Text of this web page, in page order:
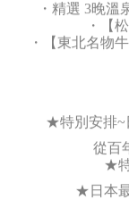
・精選 3晚
・【
・【東北名物
★特別安排~
從百
★
★日本